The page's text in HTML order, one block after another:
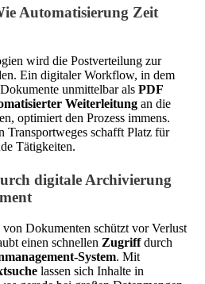
Automatisierung Zeit
wird die Postverteilung zur
Ein digitaler Workflow, in dem
unmittelbar als PDF
Weiterleitung an die
optimiert den Prozess immens.
Transportweges schafft Platz für
Tätigkeiten.
digitale Archivierung
von Dokumenten schützt vor Verlust
einen schnellen Zugriffdurch
System. Mit
lassen sich Inhalte in